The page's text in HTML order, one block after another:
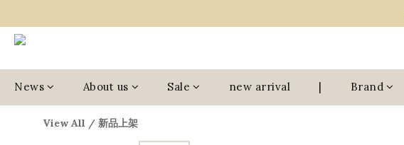
News About us Sale new arrival | Brand
View All / 新品上架